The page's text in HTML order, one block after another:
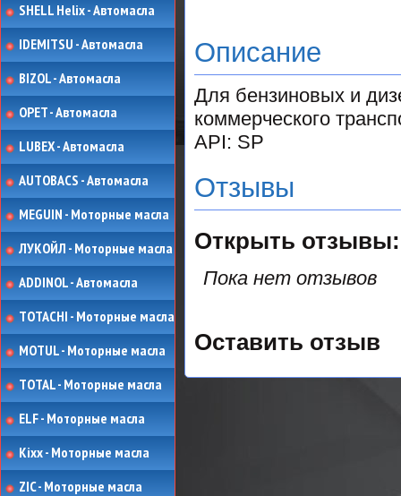
SHELL Helix - Автомасла
IDEMITSU - Автомасла
BIZOL - Автомасла
OPET - Автомасла
LUBEX - Автомасла
AUTOBACS - Автомасла
MEGUIN - Моторные масла
ЛУКОЙЛ - Моторные масла
ADDINOL - Автомасла
TOTACHI - Моторные масла
MOTUL - Моторные масла
TOTAL - Моторные масла
ELF - Моторные масла
Kixx - Моторные масла
ZIC - Моторные масла
Описание
Для бензиновых и
коммерческого
API: SP
Отзывы
Открыть
Пока нет отзывов
Оставить отзыв